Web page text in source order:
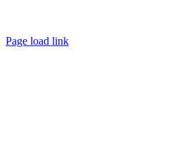
Page load link